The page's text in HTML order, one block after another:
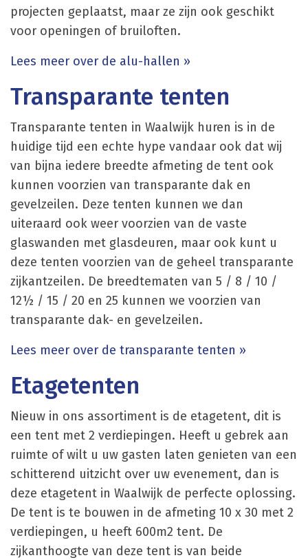
projecten geplaatst, maar ze zijn ook geschikt
voor openingen of bruiloften.
Lees meer over de alu-hallen »
Transparante tenten
Transparante tenten in Waalwijk huren is in de
huidige tijd een echte hype vandaar ook dat wij
van bijna iedere breedte afmeting de tent ook
kunnen voorzien van transparante dak en
gevelzeilen. Deze tenten kunnen we dan
uiteraard ook weer voorzien van de vaste
glaswanden met glasdeuren, maar ook kunt u
deze tenten voorzien van de geheel transparante
zijkantzeilen. De breedtematen van 5 / 8 / 10 /
12½ / 15 / 20 en 25 kunnen we voorzien van
transparante dak- en gevelzeilen.
Lees meer over de transparante tenten »
Etagetenten
Nieuw in ons assortiment is de etagetent, dit is
een tent met 2 verdiepingen. Heeft u gebrek aan
ruimte of wilt u uw gasten laten genieten van een
schitterend uitzicht over uw evenement, dan is
deze etagetent in Waalwijk de perfecte oplossing.
De tent is te bouwen in de afmeting 10 x 30 met 2
verdiepingen, u heeft 600m2 tent. De
zijkanthoogte van deze tent is van beide